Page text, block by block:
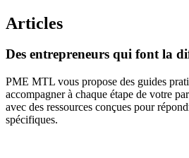
Articles
Des entrepreneurs qui font la
PME MTL vous propose des guides
accompagner à chaque étape de votre
avec des ressources conçues pour
spécifiques.